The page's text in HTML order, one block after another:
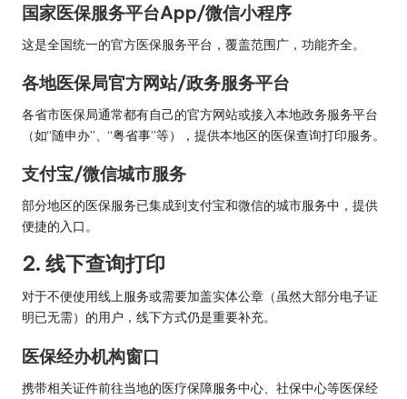
国家医保服务平台App/微信小程序
这是全国统一的官方医保服务平台，覆盖范围广，功能齐全。
各地医保局官方网站/政务服务平台
各省市医保局通常都有自己的官方网站或接入本地政务服务平台
（如“随申办”、“粤省事”等），提供本地区的医保查询打印服务。
支付宝/微信城市服务
部分地区的医保服务已集成到支付宝和微信的城市服务中，提供
便捷的入口。
2. 线下查询打印
对于不便使用线上服务或需要加盖实体公章（虽然大部分电子证
明已无需）的用户，线下方式仍是重要补充。
医保经办机构窗口
携带相关证件前往当地的医疗保障服务中心、社保中心等医保经